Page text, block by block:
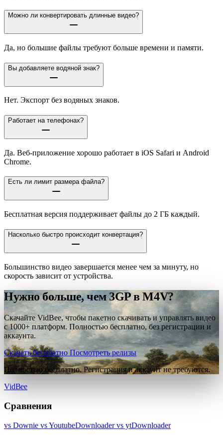
Можно ли конвертировать длинные видео?
Да, но большие файлы требуют больше времени и памяти.
Вы добавляете водяной знак?
Нет. Экспорт без водяных знаков.
Работает на телефонах?
Да. Веб-приложение хорошо работает в iOS Safari и Android
Chrome.
Есть ли лимит размера файла?
Бесплатная версия поддерживает файлы до 2 ГБ каждый.
Насколько быстро происходит конвертация?
Большинство видео завершается менее чем за минуту, но
скорость зависит от устройства.
Нужно больше, чем 3GP в M4V?
Скачайте VidBee, чтобы пакетно скачивать и управлять видео
с 1000+ платформ. Полностью бесплатно, без регистрации и
аккаунта.
Скачать бесплатно Посмотреть релизы
Полностью бесплатно. Регистрация и аккаунт не требуются.
VidBee
Сравнения
vs Downie vs YoutubeDownloadervs ytDownloader